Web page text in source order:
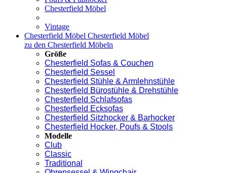
Chesterfield Möbel
Vintage
Chesterfield Möbel Chesterfield Möbel
zu den Chesterfield Möbeln
Größe
Chesterfield Sofas & Couchen
Chesterfield Sessel
Chesterfield Stühle & Armlehnstühle
Chesterfield Bürostühle & Drehstühle
Chesterfield Schlafsofas
Chesterfield Ecksofas
Chesterfield Sitzhocker & Barhocker
Chesterfield Hocker, Poufs & Stools
Modelle
Club
Classic
Traditional